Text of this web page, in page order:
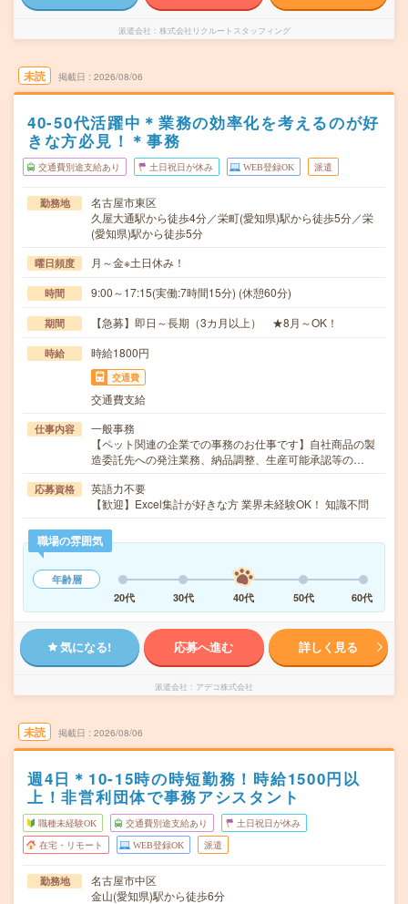
派遣会社 株式会社リクルートスタッフィング
未読 掲載日 2026/08/06
40-50代活躍中＊業務の効率化を考えるのが好
きな方必見！＊事務
交通費別途支給あり 土日祝日が休み WEB登録OK 派遣
勤務地
名古屋市東区
久屋大通駅から徒歩4分／栄町(愛知県)駅から徒歩5分／栄
(愛知県)駅から徒歩5分
曜日頻度 月～金※土日休み！
時間 9:00～17:15(実働:7時間15分) (休憩60分)
期間 【急募】即日～長期（3カ月以上） ★8月～OK！
時給 時給1800円
交通費
交通費支給
仕事内容
一般事務
【ペット関連の企業での事務のお仕事です】自社商品の製
造委託先への発注業務、納品調整、生産可能承認等の…
応募資格
英語力不要
【歓迎】Excel集計が好きな方 業界未経験OK！ 知識不問
職場の雰囲気
年齢層
20代
30代 40代 50代 60代
気になる! 応募へ進む 詳しく見る
派遣会社 アデコ株式会社
未読 掲載日 2026/08/06
週4日＊10-15時の時短勤務！時給1500円以
上！非営利団体で事務アシスタント
職種未経験OK 交通費別途支給あり 土日祝日が休み
在宅・リモート WEB登録OK 派遣
勤務地
名古屋市中区
金山(愛知県)駅から徒歩6分